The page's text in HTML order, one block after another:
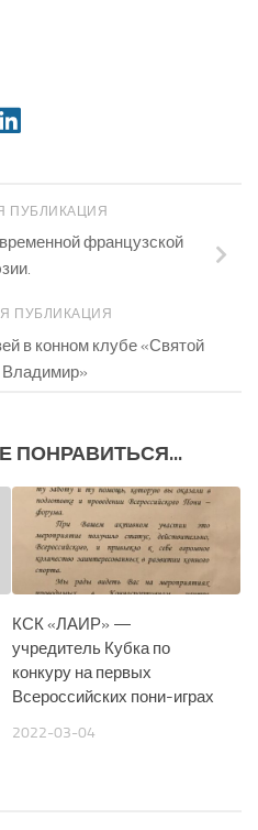
ПУБЛИКАЦИЯ
французской
ПУБЛИКАЦИЯ
в конном клубе «Святой
Владимир»
ПОНРАВИТЬСЯ...
КСК «ЛАИР» —
учредитель Кубка по
конкуру на первых
Всероссийских пони-играх
2022-03-04